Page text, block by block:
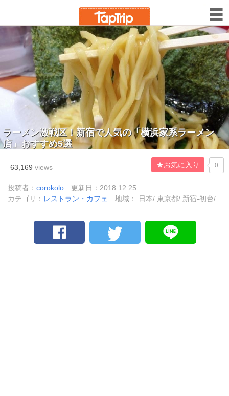
ラーメン激戦区！新宿で人気の「横浜家系ラーメン
店」おすすめ5選
63,169 views ★お気に入り 0
投稿者： corokolo
更新日：2018.12.25
カテゴリ： レストラン・カフェ 地域： 日本/ 東京都/ 新宿-初台/